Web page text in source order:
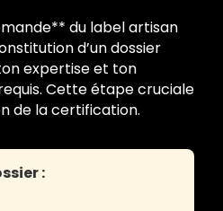
du label artisan
d’un dossier
expertise et ton
Cette étape cruciale
de la certification.
: